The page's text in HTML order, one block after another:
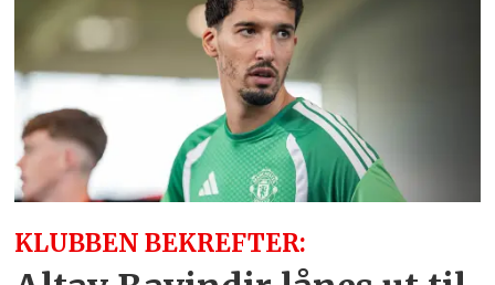
KLUBBEN BEKREFTER: